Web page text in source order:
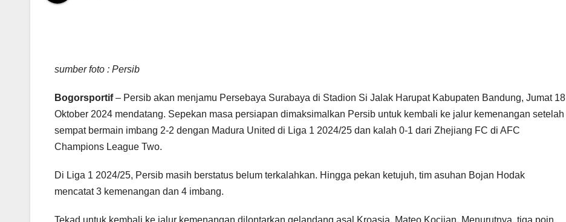
sumber foto : Persib
Bogorsportif– Persib akan menjamu Persebaya Surabaya di Stadion Si Jalak Harupat Kabupaten Bandung, Jumat 18
Oktober 2024 mendatang. Sepekan masa persiapan dimaksimalkan Persib untuk kembali ke jalur kemenangan setelah
sempat bermain imbang 2-2 dengan Madura United di Liga 1 2024/25 dan kalah 0-1 dari Zhejiang FC di AFC
Champions League Two.
Di Liga 1 2024/25, Persib masih berstatus belum terkalahkan. Hingga pekan ketujuh, tim asuhan Bojan Hodak
mencatat 3 kemenangan dan 4 imbang.
Tekad untuk kembali ke jalur kemenangan dilontarkan gelandang asal Kroasia, Mateo Kocijan. Menurutnya, tiga poin